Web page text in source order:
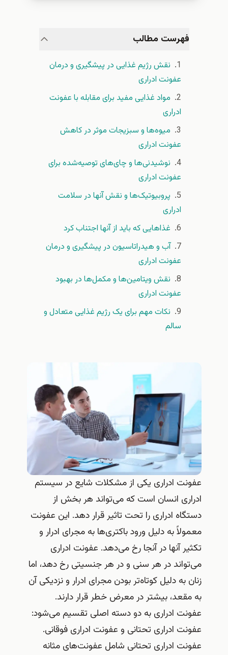
فهرست مطالب
نقش رژیم غذایی در پیشگیری و درمان
عفونت ادراری
مواد غذایی مفید برای مقابله با عفونت
ادراری
میوه‌ها و سبزیجات موثر در کاهش
عفونت ادراری
نوشیدنی‌ها و چای‌های توصیه‌شده برای
عفونت ادراری
پروبیوتیک‌ها و نقش آنها در سلامت
ادراری
غذاهایی که باید از آنها اجتناب کرد
آب و هیدراتاسیون در پیشگیری و درمان
عفونت ادراری
نقش ویتامین‌ها و مکمل‌ها در بهبود
عفونت ادراری
نکات مهم برای یک رژیم غذایی متعادل و
سالم
عفونت ادراری یکی از مشکلات شایع در سیستم
ادراری انسان است که می‌تواند هر بخش از
دستگاه ادراری را تحت تاثیر قرار دهد. این عفونت
معمولاً به دلیل ورود باکتری‌ها به مجرای ادرار و
تکثیر آنها در آنجا رخ می‌دهد. عفونت ادراری
می‌تواند در هر سنی و در هر جنسیتی رخ دهد، اما
زنان به دلیل کوتاه‌تر بودن مجرای ادرار و نزدیکی آن
به مقعد، بیشتر در معرض خطر قرار دارند.
عفونت ادراری به دو دسته اصلی تقسیم می‌شود:
عفونت ادراری تحتانی و عفونت ادراری فوقانی.
عفونت ادراری تحتانی شامل عفونت‌های مثانه